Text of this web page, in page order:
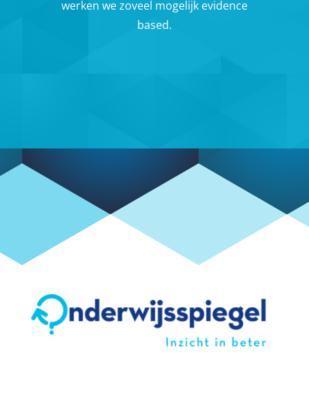
werken we zoveel mogelijk evidence
based.